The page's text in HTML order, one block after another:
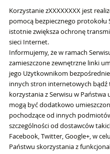
Korzystanie zXXXXXXXX jest
pomocą bezpiecznego protokołu
istotnie zwiększa ochronę
sieci Internet.
Informujemy, że w ramach
zamieszczone zewnętrzne linki
jego Użytkownikom
innych stron internetowych bądź
korzystania z Serwisu w Państwa
mogą być dodatkowo
pochodzące od innych
szczególności od dostawców
Facebook, Twitter, Google+, w
Państwu skorzystania z